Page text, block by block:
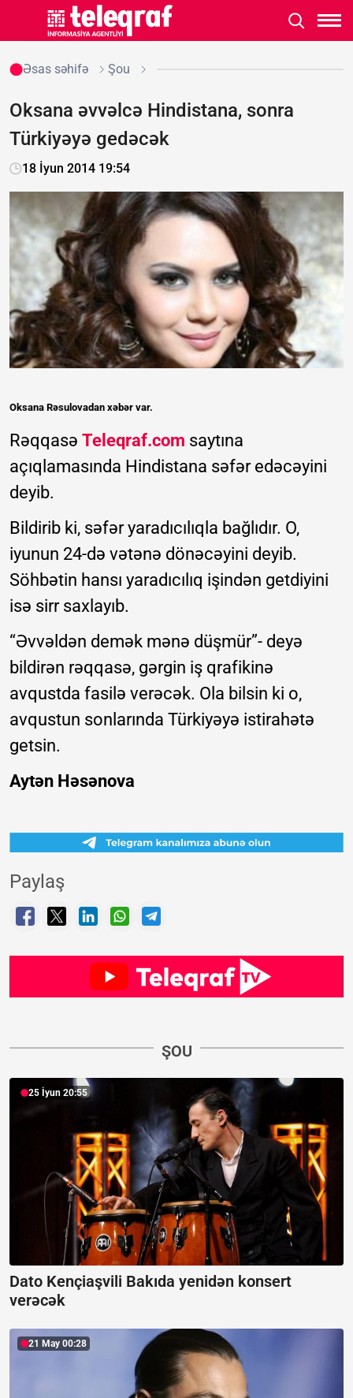
Əsas səhifə Şou
Oksana əvvəlcə Hindistana, sonra
Türkiyəyə gedəcək
18 İyun 2014 19:54
Oksana Rəsulovadan xəbər var.
Rəqqasə Teleqraf.com saytına
açıqlamasında Hindistana səfər edəcəyini
deyib.
Bildirib ki, səfər yaradıcılıqla bağlıdır. O,
iyunun 24-də vətənə dönəcəyini deyib.
Söhbətin hansı yaradıcılıq işindən getdiyini
isə sirr saxlayıb.
“Əvvəldən demək mənə düşmür”- deyə
bildirən rəqqasə, gərgin iş qrafikinə
avqustda fasilə verəcək. Ola bilsin ki o,
avqustun sonlarında Türkiyəyə istirahətə
getsin.
Aytən Həsənova
Paylaş
ŞOU
25 İyun 20:55
Dato Kençiaşvili Bakıda yenidən konsert
verəcək
21 May 00:28